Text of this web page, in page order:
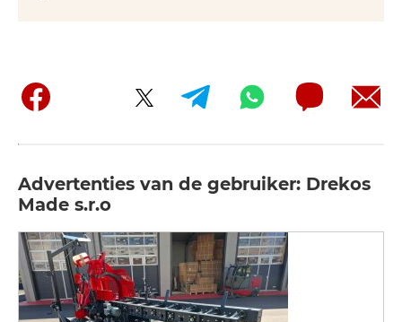
Advertenties van de gebruiker: Drekos
Made s.r.o